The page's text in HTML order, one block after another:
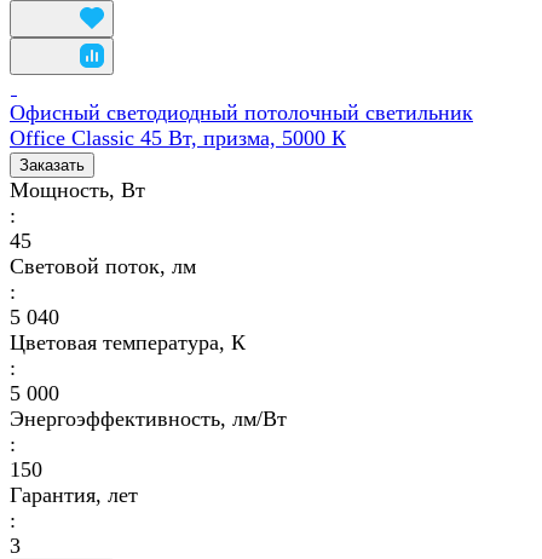
Офисный светодиодный потолочный светильник
Office Classic 45 Вт, призма, 5000 К
Заказать
Мощность, Вт
:
45
Световой поток, лм
:
5 040
Цветовая температура, К
:
5 000
Энергоэффективность, лм/Вт
:
150
Гарантия, лет
:
3